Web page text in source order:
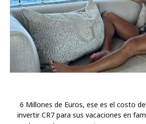
6 Millones de Euros, ese es el costo
invertir CR7 para sus vacaciones en